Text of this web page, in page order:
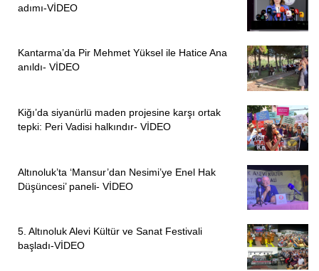
adımı-VİDEO
Kantarma’da Pir Mehmet Yüksel ile Hatice Ana
anıldı- VİDEO
Kiğı’da siyanürlü maden projesine karşı ortak
tepki: Peri Vadisi halkındır- VİDEO
Altınoluk’ta ‘Mansur’dan Nesimi’ye Enel Hak
Düşüncesi’ paneli- VİDEO
5. Altınoluk Alevi Kültür ve Sanat Festivali
başladı-VİDEO